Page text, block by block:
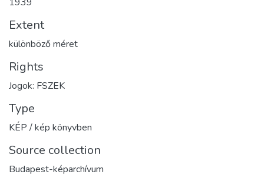
Extent
különböző méret
Rights
Jogok: FSZEK
Type
KÉP / kép könyvben
Source collection
Budapest-képarchívum